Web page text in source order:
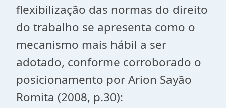
flexibilização das normas do direito
do trabalho se apresenta como o
mecanismo mais hábil a ser
adotado, conforme corroborado o
posicionamento por Arion Sayão
Romita (2008, p.30):